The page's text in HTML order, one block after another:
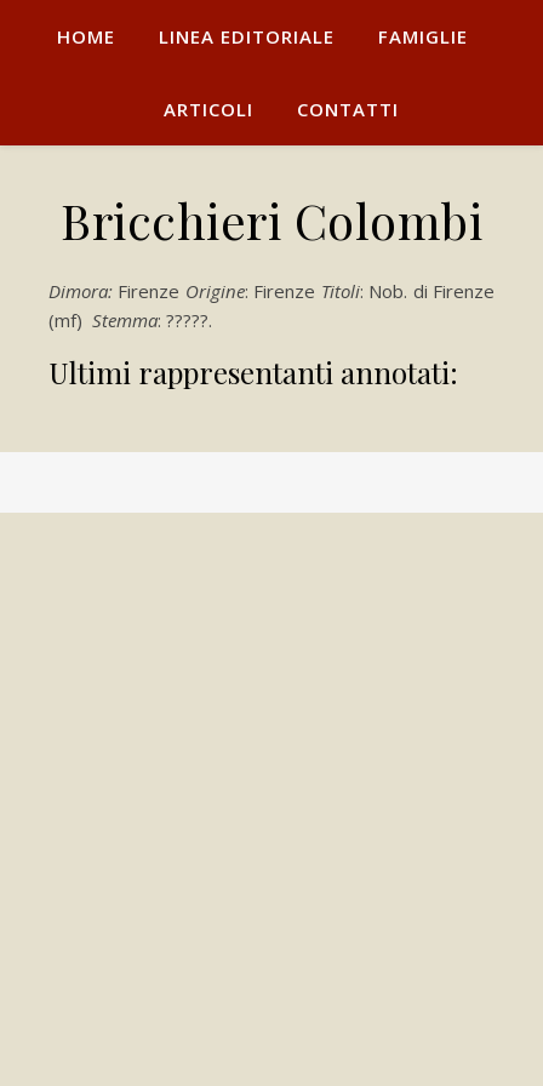
HOME LINEA EDITORIALE FAMIGLIE
ARTICOLI CONTATTI
Bricchieri Colombi
Dimora: Firenze Origine: Firenze Titoli: Nob. di Firenze
(mf) Stemma: ?????.
Ultimi rappresentanti annotati: